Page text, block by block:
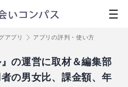
アプリ アプリの評判・使い方
』の運営に取材＆編集部
の男女比、課金額、年